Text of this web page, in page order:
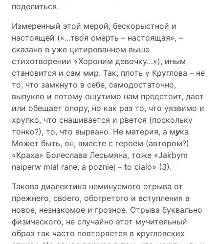
поделиться.
Измеренный этой мерой, бескорыстной и
настоящей («…твоя смерть – настоящая», –
сказано в уже цитированном выше
стихотворении «Хороним девочку…»), иным
становится и сам мир. Так, плоть у Круглова – не
то, что замкнуто в себе, самодостаточно,
выпукло и потому ощутимо нам предстоит, дает
или обещает опору, но как раз то, что уязвимо и
хрупко, что снашивается и рвется (поскольку
тонко?), то, что вырвано. Не материя, а мука.
Может быть, он, вместе с героем (автором?)
«Краха» Болеслава Лесьмяна, тоже «Jakbym
naiperw mial rane, a pozniej – to cialo» (3).
Такова диалектика неминуемого отрыва от
прежнего, своего, обогретого и вступления в
новое, незнакомое и грозное. Отрыва буквально
физического, не случайно этот мучительный
образ так часто повторяется в кругловских